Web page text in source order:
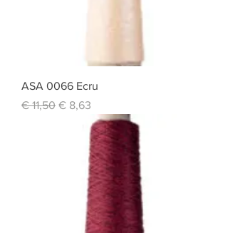
ASA 0066 Ecru
Standardpreis
€ 11,50 Sale-Preis
€ 8,63